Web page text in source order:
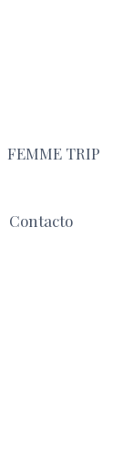
FEMME TRIP
Contacto